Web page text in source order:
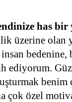
has
üzerine olan
ediyorum.
benim
çok özel